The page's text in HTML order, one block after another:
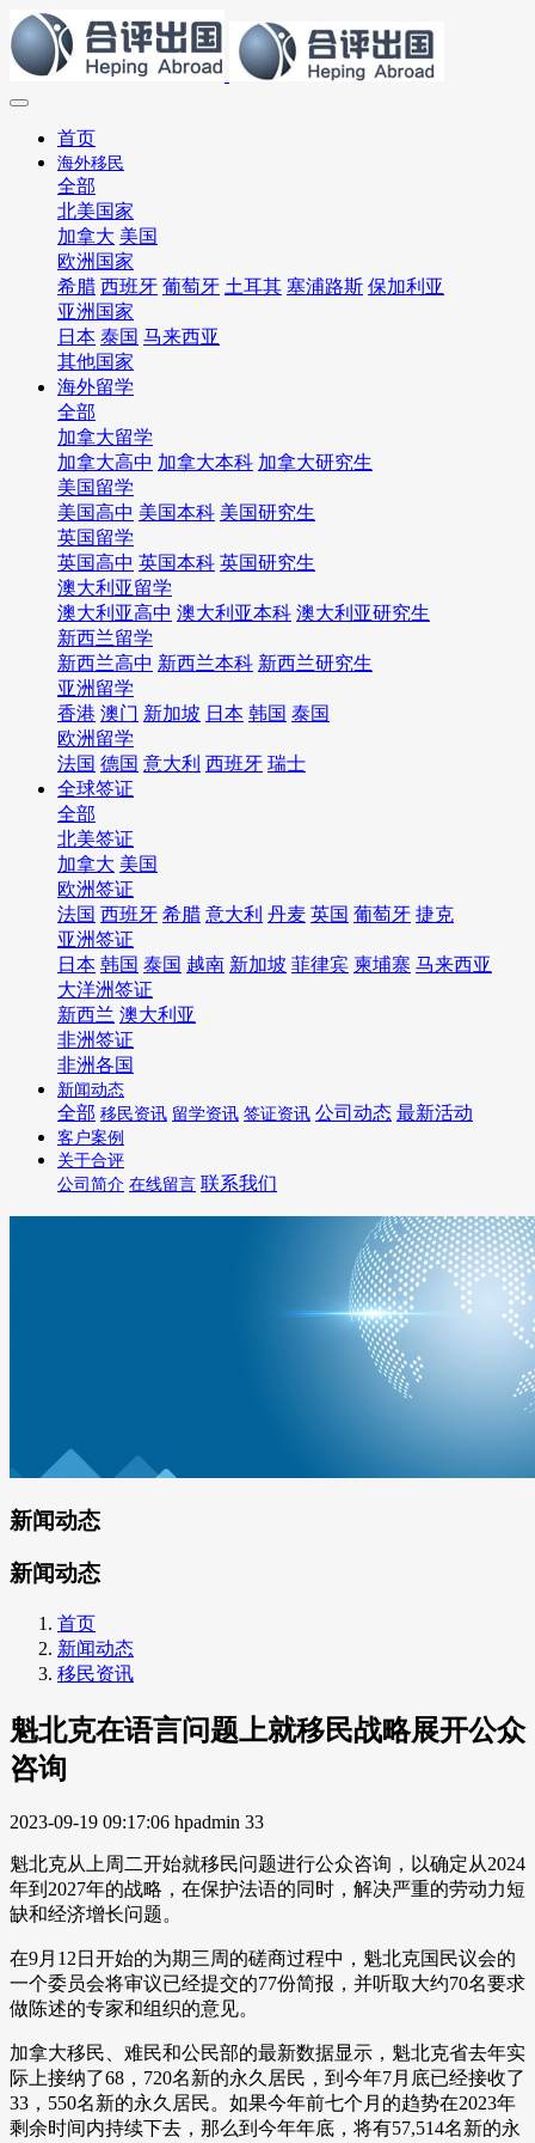
首页
海外移民
全部
北美国家
加拿大 美国
欧洲国家
希腊 西班牙 葡萄牙 土耳其 塞浦路斯 保加利亚
亚洲国家
日本 泰国 马来西亚
其他国家
海外留学
全部
加拿大留学
加拿大高中 加拿大本科 加拿大研究生
美国留学
美国高中 美国本科 美国研究生
英国留学
英国高中 英国本科 英国研究生
澳大利亚留学
澳大利亚高中 澳大利亚本科 澳大利亚研究生
新西兰留学
新西兰高中 新西兰本科 新西兰研究生
亚洲留学
香港 澳门 新加坡 日本 韩国 泰国
欧洲留学
法国 德国 意大利 西班牙 瑞士
全球签证
全部
北美签证
加拿大 美国
欧洲签证
法国 西班牙 希腊 意大利 丹麦 英国 葡萄牙 捷克
亚洲签证
日本 韩国 泰国 越南 新加坡 菲律宾 柬埔寨 马来西亚
大洋洲签证
新西兰 澳大利亚
非洲签证
非洲各国
新闻动态
全部 移民资讯 留学资讯 签证资讯 公司动态 最新活动
客户案例
关于合评
公司简介 在线留言 联系我们
新闻动态
新闻动态
首页
新闻动态
移民资讯
魁北克在语言问题上就移民战略展开公众
咨询
2023-09-19 09:17:06 hpadmin 33
魁北克从上周二开始就移民问题进行公众咨询，以确定从2024
年到2027年的战略，在保护法语的同时，解决严重的劳动力短
缺和经济增长问题。
在9月12日开始的为期三周的磋商过程中，魁北克国民议会的
一个委员会将审议已经提交的77份简报，并听取大约70名要求
做陈述的专家和组织的意见。
加拿大移民、难民和公民部的最新数据显示，魁北克省去年实
际上接纳了68，720名新的永久居民，到今年7月底已经接收了
33，550名新的永久居民。如果今年前七个月的趋势在2023年
剩余时间内持续下去，那么到今年年底，将有57,514名新的永